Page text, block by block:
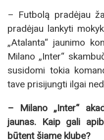
– Futbolą pradėjau
pradėjau lankyti
„Atalanta“ jaunimo
Milano „Inter“
susidomi tokia
tave prisijungti ilgai
– Milano „Inter“
jaunas. Kaip gali
būtent šiame klube?